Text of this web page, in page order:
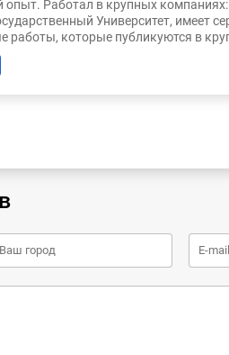
опыт. Работал в крупных
Университет, имеет
работы, которые публикуются в